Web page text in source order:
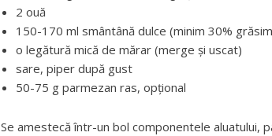
2 ouă
150-170 ml smântână dulce (minim 30%
o legătură mică de mărar (merge și uscat)
sare, piper după gust
50-75 g parmezan ras, opțional
Se amestecă într-un bol componentele aluatului,